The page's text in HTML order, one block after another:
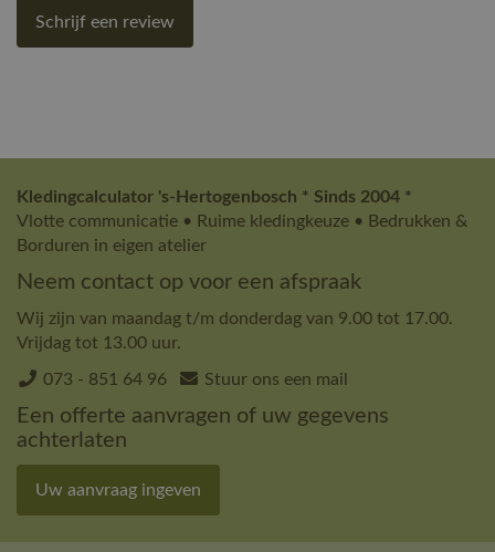
Schrijf een review
Kledingcalculator 's-Hertogenbosch * Sinds 2004 *
Vlotte communicatie • Ruime kledingkeuze • Bedrukken &
Borduren in eigen atelier
Neem contact op voor een afspraak
Wij zijn van maandag t/m donderdag van 9.00 tot 17.00.
Vrijdag tot 13.00 uur.
073 - 851 64 96 Stuur ons een mail
Een offerte aanvragen of uw gegevens
achterlaten
Uw aanvraag ingeven